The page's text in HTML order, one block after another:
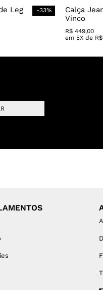
Leg
-33%
Calça
Vinco
R$ 449,00
em 5X de R$